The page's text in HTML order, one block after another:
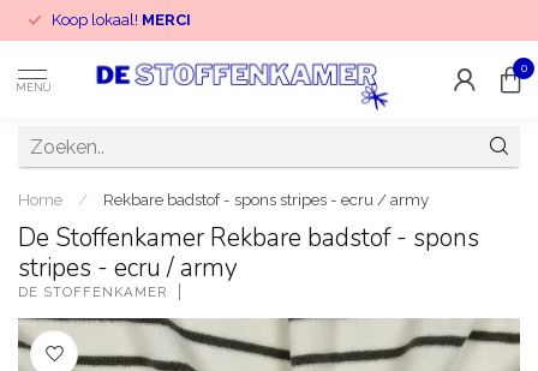
Koop lokaal! MERCI
MENU
0
Home / Rekbare badstof - spons stripes - ecru / army
De Stoffenkamer Rekbare badstof - spons
stripes - ecru / army
DE STOFFENKAMER